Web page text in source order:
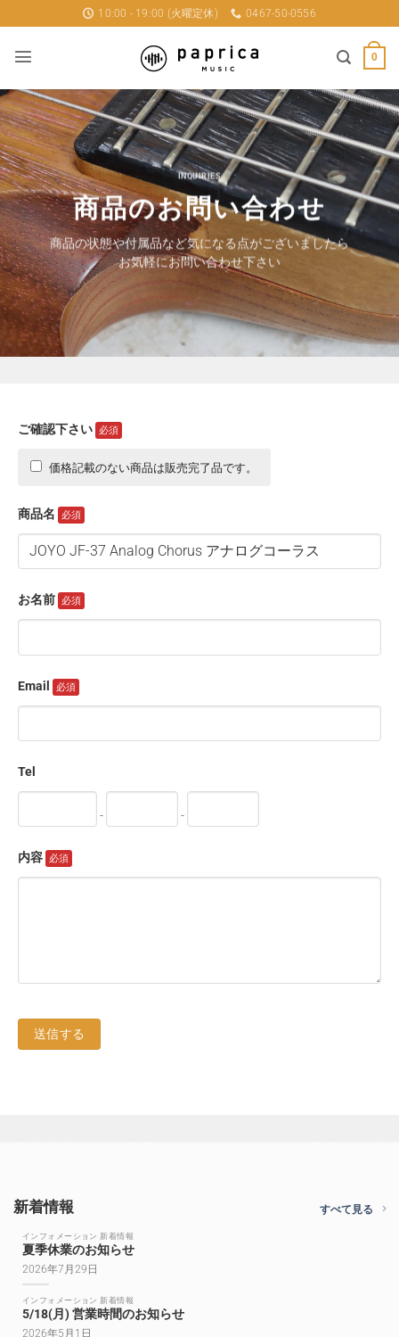
to
content
10:00 - 19:00 (火曜定休) 0467-50-0556
0
INQUIRIES
商品のお問い合わせ
商品の状態や付属品など気になる点がございましたら
お気軽にお問い合わせ下さい
ご確認下さい
価格記載のない商品は販売完了品です。
商品名
お名前
Email
Tel
- -
内容
新着情報 すべて見る
インフォメーション 新着情報
夏季休業のお知らせ
2026年7月29日
インフォメーション 新着情報
5/18(月) 営業時間のお知らせ
2026年5月1日